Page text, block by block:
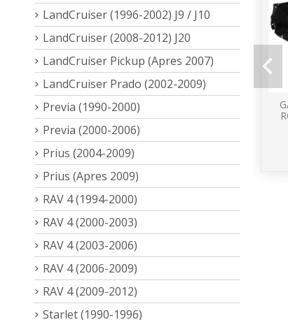
LandCruiser (1996-2002) J9 / J10
LandCruiser (2008-2012) J20
LandCruiser Pickup (Apres 2007)
LandCruiser Prado (2002-2009)
Previa (1990-2000)
Previa (2000-2006)
Prius (2004-2009)
Prius (Apres 2009)
RAV 4 (1994-2000)
RAV 4 (2000-2003)
RAV 4 (2003-2006)
RAV 4 (2006-2009)
RAV 4 (2009-2012)
Starlet (1990-1996)